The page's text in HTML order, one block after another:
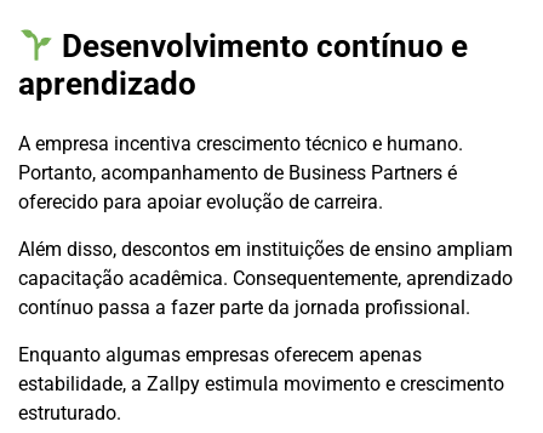
Desenvolvimento contínuo e
aprendizado
A empresa incentiva crescimento técnico e humano.
Portanto, acompanhamento de Business Partners é
oferecido para apoiar evolução de carreira.
Além disso, descontos em instituições de ensino ampliam
capacitação acadêmica. Consequentemente, aprendizado
contínuo passa a fazer parte da jornada profissional.
Enquanto algumas empresas oferecem apenas
estabilidade, a Zallpy estimula movimento e crescimento
estruturado.